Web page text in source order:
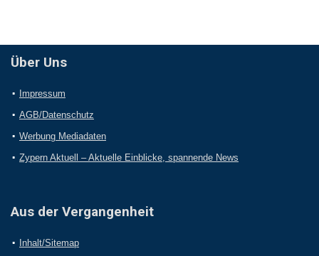
Über Uns
Impressum
AGB/Datenschutz
Werbung Mediadaten
Zypern Aktuell – Aktuelle Einblicke, spannende News
Aus der Vergangenheit
Inhalt/Sitemap